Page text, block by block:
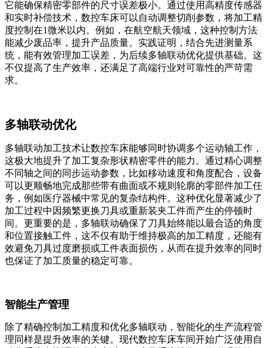
它能确保精密零部件的尺寸误差极小。通过使用高精度传感器
和实时补偿技术，数控车床可以自动调整切削参数，将加工精
度控制在1微米以内。例如，在航空航天领域，这种控制方法
能减少废品率，提升产品质量。实践证明，结合先进测量系
统，能有效管理加工误差，为后续多轴联动优化提供基础。这
不仅提高了生产效率，还满足了高端行业对可靠性的严苛需
求。
多轴联动优化
多轴联动加工技术让数控车床能够同时协调多个运动轴工作，
这极大地提升了加工复杂形状精密零件的能力。通过精心调整
不同轴之间的同步运动参数，比如移动速度和角度配合，设备
可以更顺畅地完成那些带有曲面或不规则轮廓的零部件加工任
务，例如医疗器械中常见的复杂结构件。这种优化显著减少了
加工过程中因频繁更换刀具或重新装夹工件而产生的停顿时
间。更重要的是，多轴联动确保了刀具始终能以最合适的角度
和位置接触工件，这不仅有助于维持极高的加工精度，还能有
效避免刀具过度磨损或工件表面损伤，从而在提升效率的同时
也保证了加工质量的稳定可靠。
智能生产管理
除了精确控制加工精度和优化多轴联动，智能化的生产流程管
理同样是提升效率的关键。现代数控车床车间开始广泛使用自